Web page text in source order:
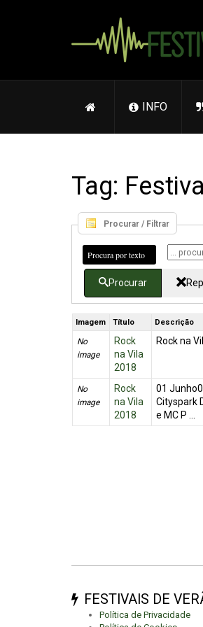
INFO
Tag:
Procurar / Filtrar
Procura por texto
Procurar
Imagem Título Descrição
No
image
Rock
na Vila
2018
Rock na
No
image
Rock
na Vila
2018
01
Cityspark
e MC P ...
FESTIVAIS DE
Política de Privacidade